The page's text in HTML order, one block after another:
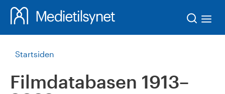
Startsiden
Filmdatabasen 1913–